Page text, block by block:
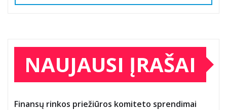
NAUJAUSI ĮRAŠAI
Finansų rinkos priežiūros komiteto sprendimai